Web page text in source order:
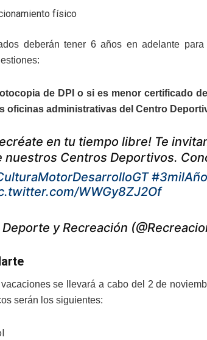
físico
deberán tener 6 años en adelante
de DPI o si es menorcertificado
oficinas administrativas del Centro
en tu tiempo libre! Te
nuestros Centros Deportivos.
WWGy8ZJ2Of
y Recreación
se llevará a cabo del 2 de
serán los siguientes: